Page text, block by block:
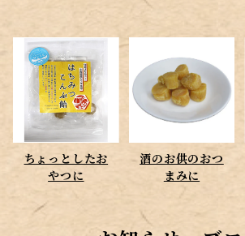
ちょっとしたお
やつに
酒のお供のおつ
まみに